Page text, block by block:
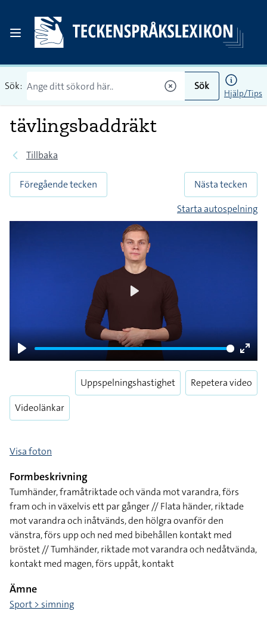
Sök: Sök
Hjälp/Tips
tävlingsbaddräkt
Tillbaka
Föregående tecken
Nästa tecken
Starta autospelning
Play
Enter
Videolänkar
Uppspelningshastighet Repetera video
Visa foton
Formbeskrivning
Tumhänder, framåtriktade och vända mot varandra, förs
fram och in växelvis ett par gånger // Flata händer, riktade
mot varandra och inåtvänds, den hölgra ovanför den
vänstra, förs upp och ned med bibehållen kontakt med
bröstet // Tumhänder, riktade mot varandra och nedåtvända,
kontakt med magen, förs uppåt, kontakt
Ämne
Sport > simning